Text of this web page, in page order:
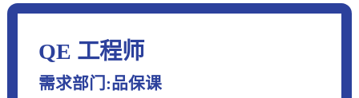
QE 工程师
需求部门:品保课